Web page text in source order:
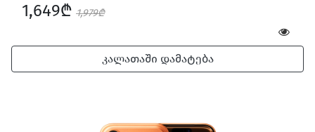
1,649₾ 1,979₾
კალათაში დამატება